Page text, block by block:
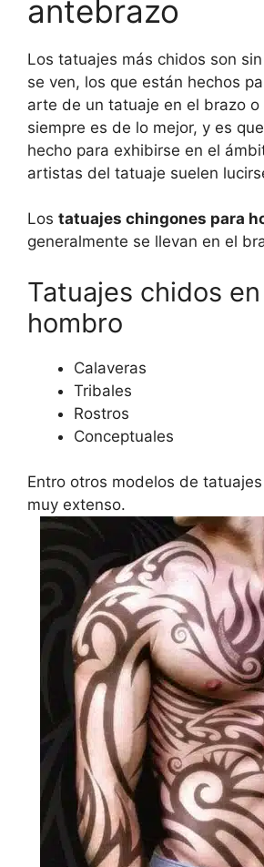
antebrazo
Los tatuajes más chidos son
se ven, los que están hechos
arte de un tatuaje en el brazo
siempre es de lo mejor, y es
hecho para exhibirse en el
artistas del tatuaje suelen
Los tatuajes chingones para
generalmente se llevan en el
Tatuajes chidos
hombro
Calaveras
Tribales
Rostros
Conceptuales
Entro otros modelos de
muy extenso.